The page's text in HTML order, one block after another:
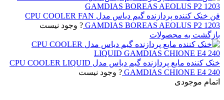
فن خنک کننده پردازنده گیم دیاس مدل CPU COOLER FAN
GAMDIAS BOREAS AEOLUS P2 1203 ? وجود نیست
بازگشت به محصولات
خنک کننده مایع پردازنده گیم دیاس مدل CPU COOLER LIQUID
GAMDIAS CHIONE E4 240 ? وجود نیست
اتمام موجودی